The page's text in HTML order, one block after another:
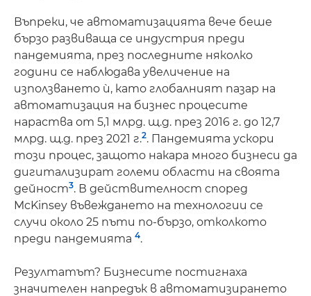
Въпреки, че автоматизацията вече беше
бързо развиваща се индустрия преди
пандемията, през последните няколко
години се наблюдава увеличение на
използването ѝ, като глобалният пазар на
автоматизация на бизнес процесите
нараства от 5,1 млрд. щ.д. през 2016 г. до 12,7
млрд. щ.д. през 2021 г.2. Пандемията ускори
този процес, защото накара много бизнеси да
дигитализират големи области на своята
дейност3. В действителност според
McKinsey въвеждането на технологии се
случи около 25 пъти по-бързо, отколкото
преди пандемията 4.
Резултатът? Бизнесите постигнаха
значителен напредък в автоматизирането